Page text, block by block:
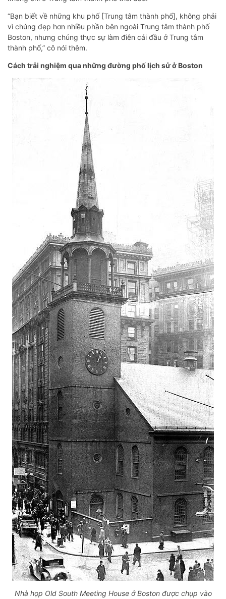
“Bạn biết về những khu phố [Trung tâm thành phố], không phải
vì chúng đẹp hơn nhiều phần bên ngoài Trung tâm thành phố
Boston, nhưng chúng thực sự làm điên cái đầu ở Trung tâm
thành phố,” cô nói thêm.
Cách trải nghiệm qua những đường phố lịch sử ở Boston
Nhà họp Old South Meeting House ở Boston được chụp vào